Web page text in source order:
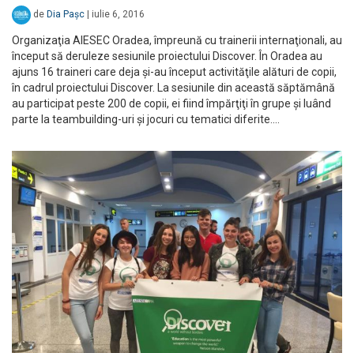
de Dia Pașc iulie 6, 2016
Organizaţia AIESEC Oradea, împreună cu trainerii internaţionali, au
început să deruleze sesiunile proiectului Discover. În Oradea au
ajuns 16 traineri care deja şi-au început activităţile alături de copii,
în cadrul proiectului Discover. La sesiunile din această săptămână
au participat peste 200 de copii, ei fiind împărţiţi în grupe și luând
parte la teambuilding-uri şi jocuri cu tematici diferite.…